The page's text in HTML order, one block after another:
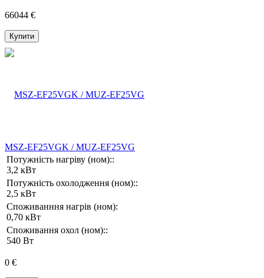
66044 €
Купити
MSZ-EF25VGK / MUZ-EF25VG
Потужність нагріву (ном)::
3,2 кВт
Потужність охолодження (ном)::
2,5 кВт
Споживанння нагрів (ном):
0,70 кВт
Споживання охол (ном)::
540 Вт
0 €